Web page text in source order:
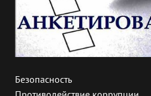
Безопасность